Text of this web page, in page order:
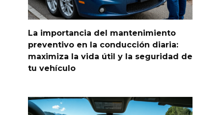
La importancia del mantenimiento
preventivo en la conducción diaria:
maximiza la vida útil y la seguridad de
tu vehículo